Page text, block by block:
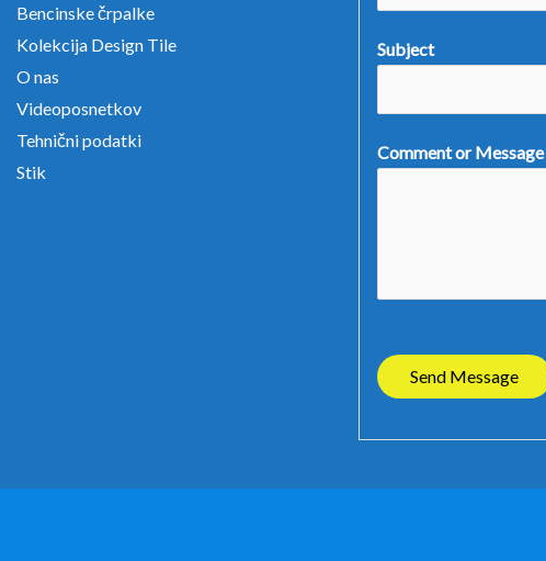
Bencinske črpalke
Kolekcija Design Tile
O nas
Videoposnetkov
Tehnični podatki
Stik
Subject
Comment or Message
Send Message